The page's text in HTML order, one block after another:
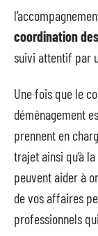
coordination
suivi attentif par
Une fois que le
déménagement
prennent en
trajet ainsi qu’à la
peuvent aider à
de vos affaires
professionnels